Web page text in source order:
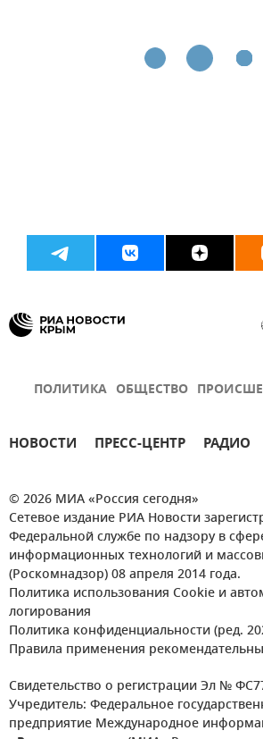
ПОЛИТИКА ОБЩЕСТВО
НОВОСТИ ПРЕСС-ЦЕНТР РАДИО
© 2026 МИА «Россия сегодня»
Сетевое издание РИА Новости
Федеральной службе по надзору в
информационных технологий и
(Роскомнадзор) 08 апреля 2014 года.
Политика использования Cookie и
логирования
Политика конфиденциальности (ред.
Правила применения
Свидетельство о регистрации Эл №
Учредитель: Федеральное
предприятие Международное